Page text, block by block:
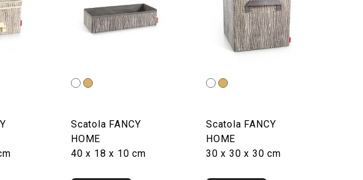
Scatola FANCY
HOME
40 x 18 x 10 cm
Scatola FANCY
HOME
30 x 30 x 30 cm